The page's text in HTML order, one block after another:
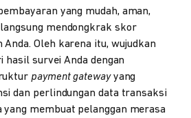
yang mudah, aman,
mendongkrak skor
Anda. Oleh karena itu, wujudkan
hasil survei Anda dengan
payment gatewayyang
dan perlindungan data transaksi
membuat pelanggan merasa